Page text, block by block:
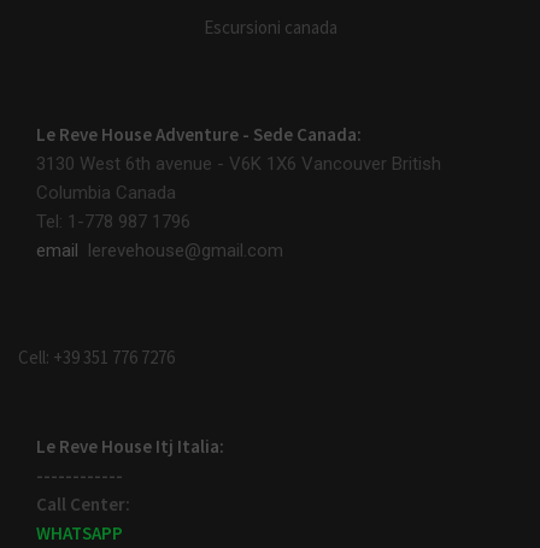
Escursioni canada
Le Reve House Adventure - Sede Canada:
3130 West 6th avenue - V6K 1X6 Vancouver British
Columbia Canada
Tel: 1-778 987 1796
email
lerevehouse@gmail.com
Cell: +39 351 776 7276
Le Reve House Itj Italia:
------------
Call Center:
WHATSAPP